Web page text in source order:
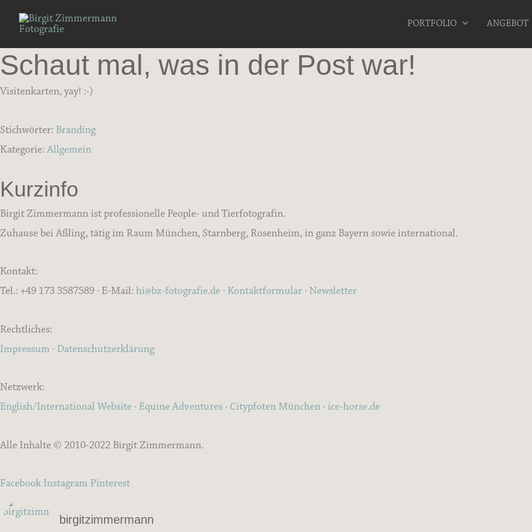
Inhalt
springen
PORTFOLIO ANGEBOT
Schaut mal, was in der Post war!
Visitenkarten, yay! :-)
Stichwörter: Branding
Kategorie: Allgemein
Kurzinfo
Birgit Zimmermann ist professionelle People- und Tierfotografin.
Zuhause bei Aßling, tätig im Raum München, Starnberg, Rosenheim, in ganz Bayern sowie international.
Kontakt:
Tel.: +49 173 3587589 · E-Mail: hi@bz-fotografie.de · Kontaktformular · Newsletter
Rechtliches:
Impressum · Datenschutzerklärung
Netzwerk:
English/International Website · Equine Adventures · Citypfoten München · ice-horse.de
Alle Inhalte © 2010-2022 Birgit Zimmermann.
Facebook Instagram Pinterest
birgitzimmermann